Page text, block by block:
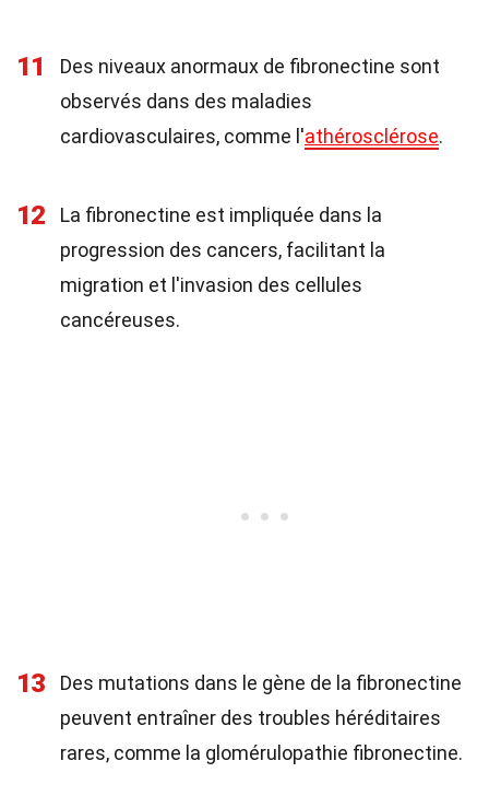
11
Des niveaux anormaux de fibronectine sont
observés dans des maladies
cardiovasculaires, comme l'athérosclérose.
12
La fibronectine est impliquée dans la
progression des cancers, facilitant la
migration et l'invasion des cellules
cancéreuses.
13
Des mutations dans le gène de la fibronectine
peuvent entraîner des troubles héréditaires
rares, comme la glomérulopathie fibronectine.